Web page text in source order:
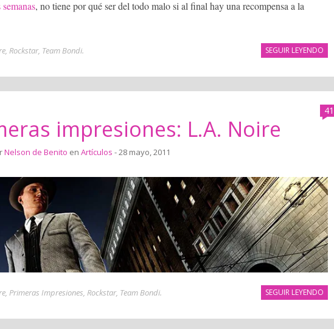
, no tiene por qué ser del todo malo si al final hay una recompensa a la
SEGUIR LEYENDO
, Rockstar, Team Bondi.
41
impresiones: L.A. Noire
Nelson de Benito en Artículos - 28 mayo, 2011
SEGUIR LEYENDO
, Primeras Impresiones, Rockstar, Team Bondi.